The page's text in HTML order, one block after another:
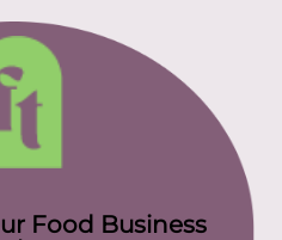
Food Business